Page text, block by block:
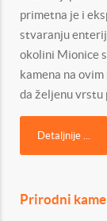
primetna je i
stvaranju
okolini Mionice
kamena na
da željenu vrstu
Detaljnije ...
Prirodni